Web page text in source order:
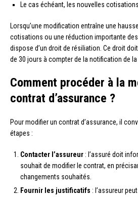
Le cas échéant, les nouvelles
Lorsqu’une modification entraîne une
cotisations ou une réduction importante des
dispose d’un droit de résiliation. Ce droit
de 30 jours à compter de la notification de
Comment procéder à la
contrat d’assurance ?
Pour modifier un contrat d’assurance, il
étapes :
Contacter l’assureur : l’assuré doit
souhait de modifier le contrat, en
changements souhaités.
Fournir les justificatifs : l’assureur